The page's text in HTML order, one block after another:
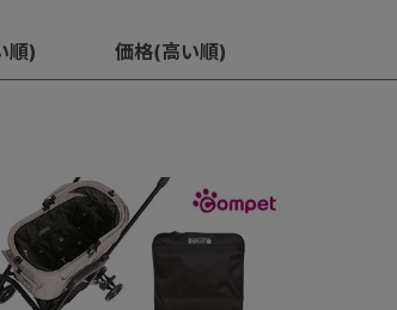
順) 価格(高い順)